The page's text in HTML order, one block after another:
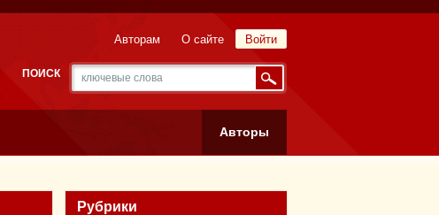
Войти
Авторам О сайте
ПОИСК
Авторы
Рубрики